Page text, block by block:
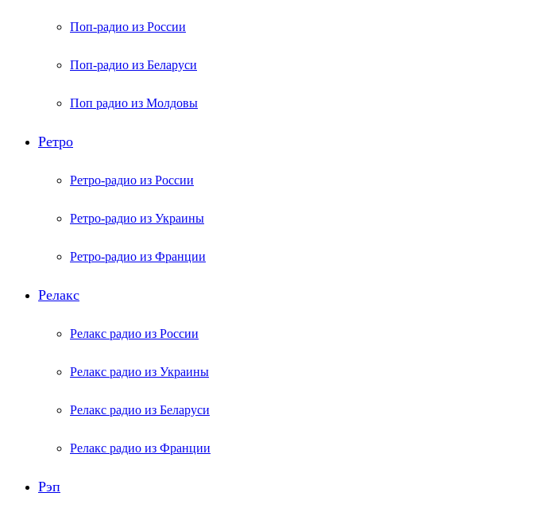
Поп-радио из России
Поп-радио из Беларуси
Поп радио из Молдовы
Ретро
Ретро-радио из России
Ретро-радио из Украины
Ретро-радио из Франции
Релакс
Релакс радио из России
Релакс радио из Украины
Релакс радио из Беларуси
Релакс радио из Франции
Рэп